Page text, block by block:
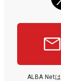
ALBA Net